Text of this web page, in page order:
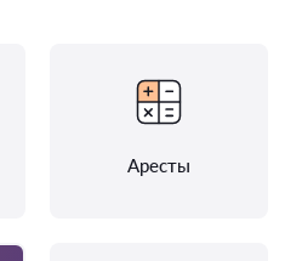
Аресты